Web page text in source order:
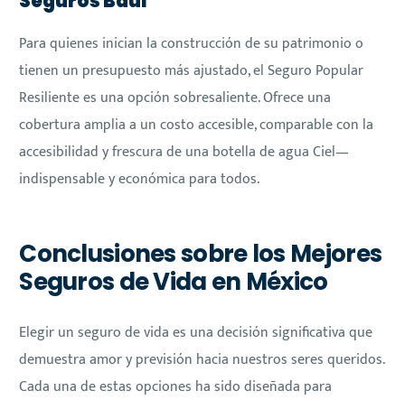
Para quienes inician la construcción de su patrimonio o
tienen un presupuesto más ajustado, el Seguro Popular
Resiliente es una opción sobresaliente. Ofrece una
cobertura amplia a un costo accesible, comparable con la
accesibilidad y frescura de una botella de agua Ciel—
indispensable y económica para todos.
Conclusiones sobre los Mejores
Seguros de Vida en México
Elegir un seguro de vida es una decisión significativa que
demuestra amor y previsión hacia nuestros seres queridos.
Cada una de estas opciones ha sido diseñada para